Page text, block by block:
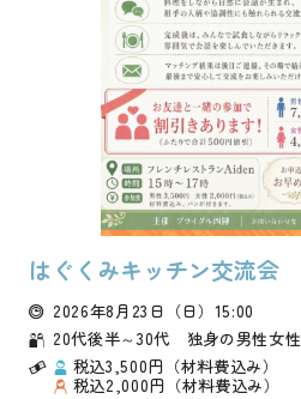
はぐくみキッチン交流会
2026年8月23日 （日） 15:00
20代後半～30代 独身の男性女性
税込3,500円（材料費込み）
税込2,000円（材料費込み）